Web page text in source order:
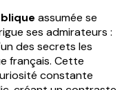
assumée se
ses admirateurs :
des secrets les
français. Cette
constante